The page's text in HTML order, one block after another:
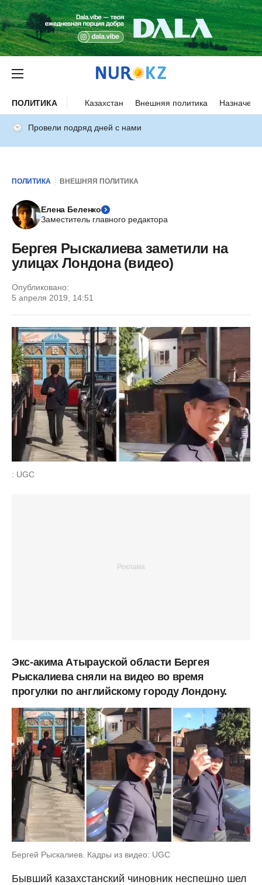
ПОЛИТИКА Казахстан Внешняя политика
Провели подряд дней с нами
ПОЛИТИКА ВНЕШНЯЯ ПОЛИТИКА
Елена Беленко
Заместитель главного редактора
Бергея Рыскалиева заметили на
улицах Лондона (видео)
Опубликовано:
5 апреля 2019, 14:51
: UGC
Экс-акима Атырауской области Бергея
Рыскалиева сняли на видео во время
прогулки по английскому городу Лондону.
Бергей Рыскалиев. Кадры из видео: UGC
Бывший казахстанский чиновник неспешно шел